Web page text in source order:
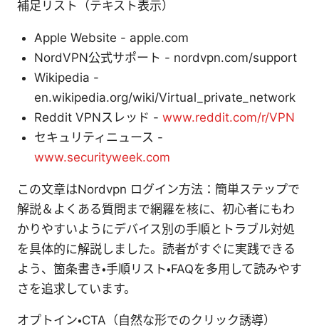
補足リスト（テキスト表示）
Apple Website - apple.com
NordVPN公式サポート - nordvpn.com/support
Wikipedia -
en.wikipedia.org/wiki/Virtual_private_network
Reddit VPNスレッド - www.reddit.com/r/VPN
セキュリティニュース -
www.securityweek.com
この文章はNordvpn ログイン方法：簡単ステップで
解説＆よくある質問まで網羅を核に、初心者にもわ
かりやすいようにデバイス別の手順とトラブル対処
を具体的に解説しました。読者がすぐに実践できる
よう、箇条書き・手順リスト・FAQを多用して読みやす
さを追求しています。
オプトイン・CTA（自然な形でのクリック誘導）